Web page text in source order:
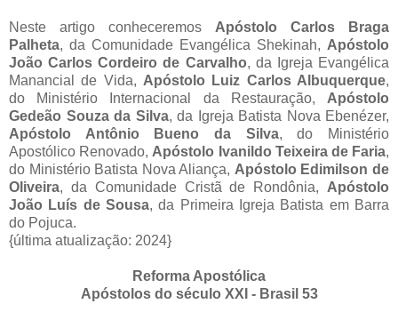
Neste artigo conheceremos Apóstolo Carlos Braga
Palheta, da Comunidade Evangélica Shekinah, Apóstolo
João Carlos Cordeiro de Carvalho, da Igreja Evangélica
Manancial de Vida, Apóstolo Luiz Carlos Albuquerque,
do Ministério Internacional da Restauração, Apóstolo
Gedeão Souza da Silva, da Igreja Batista Nova Ebenézer,
Apóstolo Antônio Bueno da Silva, do Ministério
Apostólico Renovado, Apóstolo Ivanildo Teixeira de Faria,
do Ministério Batista Nova Aliança, Apóstolo Edimilson de
Oliveira, da Comunidade Cristã de Rondônia, Apóstolo
João Luís de Sousa, da Primeira Igreja Batista em Barra
do Pojuca.
{última atualização: 2024}
Reforma Apostólica
Apóstolos do século XXI - Brasil 53